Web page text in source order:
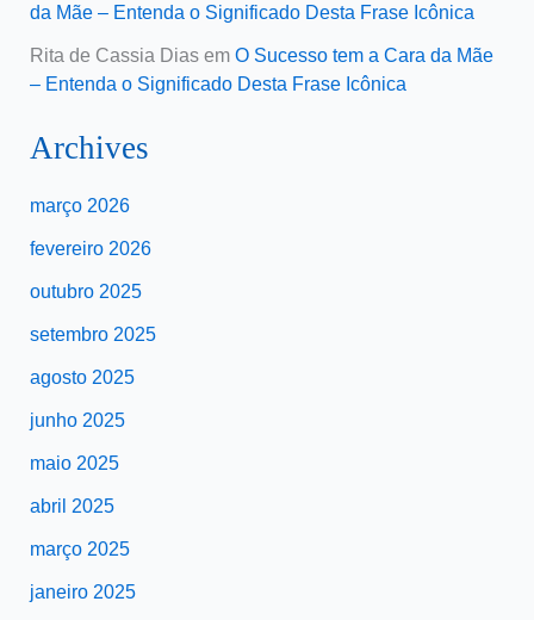
da Mãe – Entenda o Significado Desta Frase Icônica
Rita de Cassia Diasem O Sucesso tem a Cara da Mãe
– Entenda o Significado Desta Frase Icônica
Archives
março 2026
fevereiro 2026
outubro 2025
setembro 2025
agosto 2025
junho 2025
maio 2025
abril 2025
março 2025
janeiro 2025